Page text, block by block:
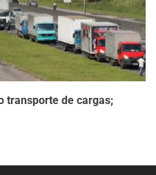
transporte de cargas;